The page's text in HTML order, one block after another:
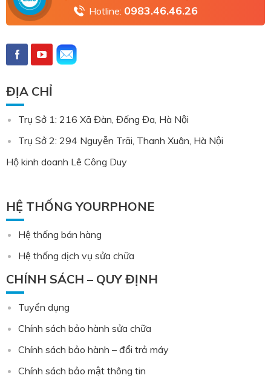
Hotline: 0983.46.46.26
ĐỊA CHỈ
Trụ Sở 1: 216 Xã Đàn, Đống Đa, Hà Nội
Trụ Sở 2: 294 Nguyễn Trãi, Thanh Xuân, Hà Nội
Hộ kinh doanh Lê Công Duy
HỆ THỐNG YOURPHONE
Hệ thống bán hàng
Hệ thống dịch vụ sửa chữa
CHÍNH SÁCH – QUY ĐỊNH
Tuyển dụng
Chính sách bảo hành sửa chữa
Chính sách bảo hành – đổi trả máy
Chính sách bảo mật thông tin